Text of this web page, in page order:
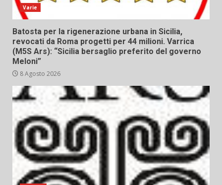
Varie
Batosta per la rigenerazione urbana in Sicilia,
revocati da Roma progetti per 44 milioni. Varrica
(M5S Ars): “Sicilia bersaglio preferito del governo
Meloni”
8 Agosto 2026